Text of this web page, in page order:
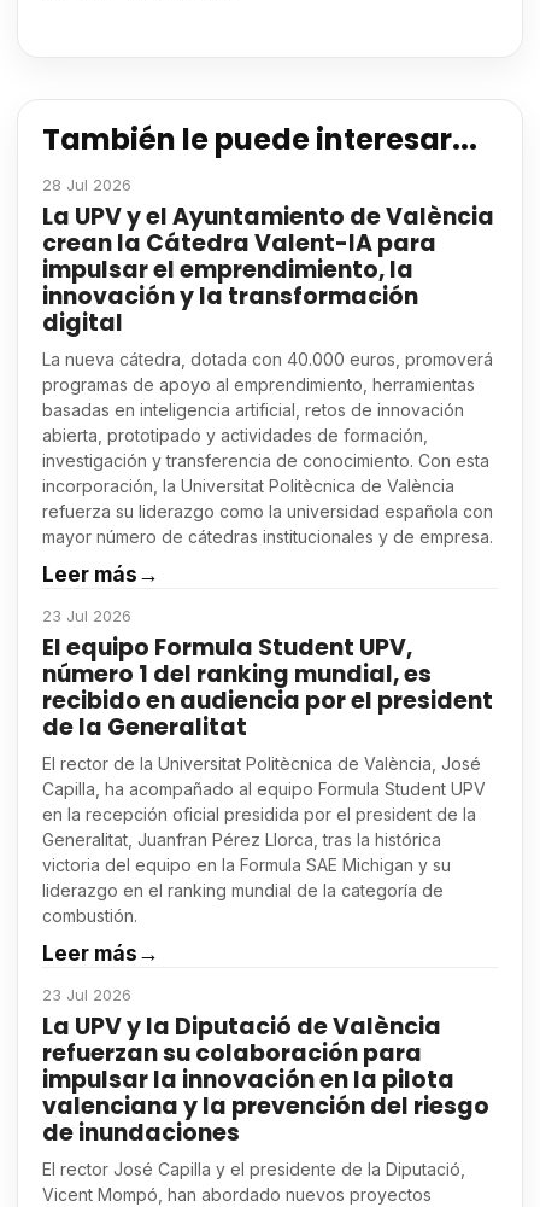
También le puede interesar...
28 Jul 2026
La UPV y el Ayuntamiento de València
crean la Cátedra Valent-IA para
impulsar el emprendimiento, la
innovación y la transformación
digital
La nueva cátedra, dotada con 40.000 euros, promoverá
programas de apoyo al emprendimiento, herramientas
basadas en inteligencia artificial, retos de innovación
abierta, prototipado y actividades de formación,
investigación y transferencia de conocimiento. Con esta
incorporación, la Universitat Politècnica de València
refuerza su liderazgo como la universidad española con
mayor número de cátedras institucionales y de empresa.
Leer más→
23 Jul 2026
El equipo Formula Student UPV,
número 1 del ranking mundial, es
recibido en audiencia por el president
de la Generalitat
El rector de la Universitat Politècnica de València, José
Capilla, ha acompañado al equipo Formula Student UPV
en la recepción oficial presidida por el president de la
Generalitat, Juanfran Pérez Llorca, tras la histórica
victoria del equipo en la Formula SAE Michigan y su
liderazgo en el ranking mundial de la categoría de
combustión.
Leer más→
23 Jul 2026
La UPV y la Diputació de València
refuerzan su colaboración para
impulsar la innovación en la pilota
valenciana y la prevención del riesgo
de inundaciones
El rector José Capilla y el presidente de la Diputació,
Vicent Mompó, han abordado nuevos proyectos